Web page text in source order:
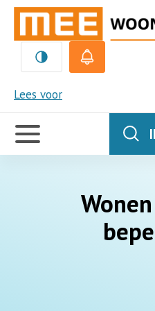
Lees voor
MEE
Handige
links